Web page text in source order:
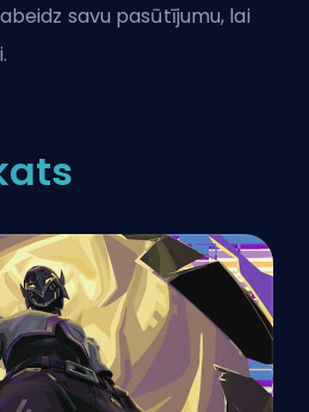
savu pasūtījumu, lai